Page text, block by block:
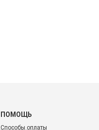
ПОМОЩЬ
Способы оплаты